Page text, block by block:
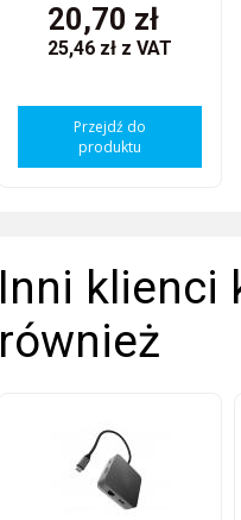
20,70 zł
25,46 zł z VAT
Przejdź do
produktu
Inni klienci
również